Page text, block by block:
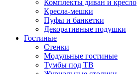
Комплекты диван и кресло
Кресла-мешки
Пуфы и банкетки
Декоративные подушки
Гостиные
Стенки
Модульные гостиные
Тумбы под ТВ